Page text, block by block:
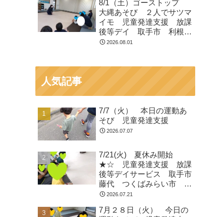
8/1（土）ゴーストップ
大縄あそび ２人でサツマ
イモ 児童発達支援 放課
後等デイ 取手市 利根
町 龍ヶ崎市
2026.08.01
人気記事
7/7（火） 本日の運動あ
そび 児童発達支援
2026.07.07
7/21(火) 夏休み開始
★☆ 児童発達支援 放課
後等デイサービス 取手市
藤代 つくばみらい市 龍
ヶ崎2026.07.21
7月２８日（火） 今日の